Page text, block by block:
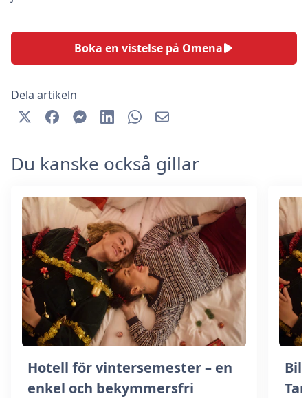
Boka en vistelse på Omena
Dela artikeln
Du kanske också gillar
Hotell för vintersemester – en
enkel och bekymmersfri